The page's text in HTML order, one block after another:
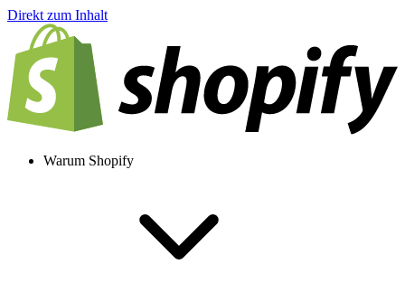
Direkt zum Inhalt
Warum Shopify